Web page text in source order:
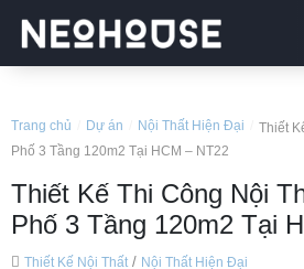
Trang chủ Dự án Nội Thất Hiện Đại
Thiết
Phố 3 Tầng 120m2 Tại HCM – NT22
Thiết Kế Thi Công Nội
Phố 3 Tầng 120m2 Tại
Thiết Kế Nội Thất / Nội Thất Hiện Đại